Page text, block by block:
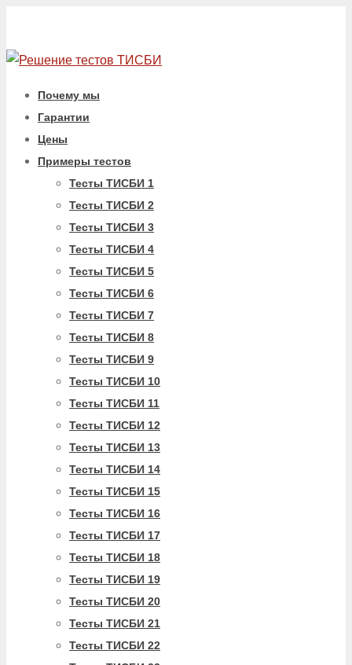
Почему мы
Гарантии
Цены
Примеры тестов
Тесты ТИСБИ 1
Тесты ТИСБИ 2
Тесты ТИСБИ 3
Тесты ТИСБИ 4
Тесты ТИСБИ 5
Тесты ТИСБИ 6
Тесты ТИСБИ 7
Тесты ТИСБИ 8
Тесты ТИСБИ 9
Тесты ТИСБИ 10
Тесты ТИСБИ 11
Тесты ТИСБИ 12
Тесты ТИСБИ 13
Тесты ТИСБИ 14
Тесты ТИСБИ 15
Тесты ТИСБИ 16
Тесты ТИСБИ 17
Тесты ТИСБИ 18
Тесты ТИСБИ 19
Тесты ТИСБИ 20
Тесты ТИСБИ 21
Тесты ТИСБИ 22